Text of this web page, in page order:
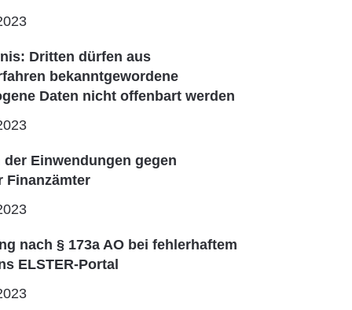
Dritten dürfen aus
bekanntgewordene
Daten nicht offenbart werden
Einwendungen gegen
Finanzämter
nach § 173a AO bei fehlerhaftem
ELSTER-Portal